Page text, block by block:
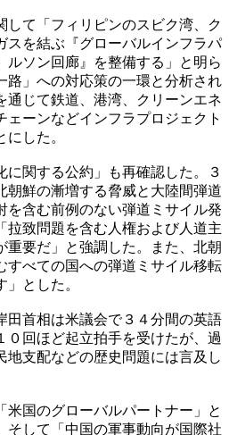
して「フィリピンのスビク湾、ク
スを結ぶ『グローバルインフラパ
ルソン回廊』を整備する」と明ら
路」への対応策の一環と分析され
通じて鉄道、港湾、クリーンエネ
ェーンなどインフラプロジェクト
した。
に関する公約」も再確認した。３
朝鮮の漸増する脅威と大陸間弾道
を含む前例のない弾道ミサイル発
拉致問題を含む人権および人道主
重要だ」と強調した。また、北朝
すべての国への弾道ミサイル移転
とした。
田首相は米議会で３４分間の英語
０回ほど起立拍手を受けたが、過
地支配などの歴史問題には言及し
米国のグローバルパートナー」と
そして「中国の軍事動向が国際社